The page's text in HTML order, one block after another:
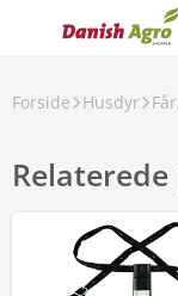
Forside Husdyr